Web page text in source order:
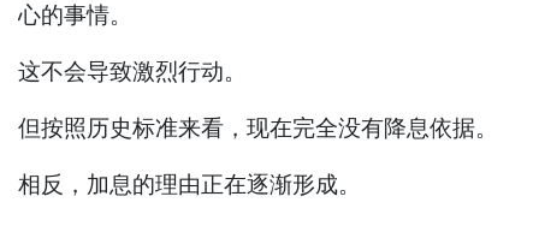
心的事情。
这不会导致激烈行动。
但按照历史标准来看，现在完全没有降息依据。
相反，加息的理由正在逐渐形成。